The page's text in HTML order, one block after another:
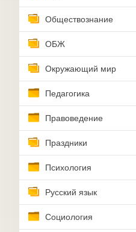
Обществознание
ОБЖ
Окружающий мир
Педагогика
Правоведение
Праздники
Психология
Русский язык
Социология